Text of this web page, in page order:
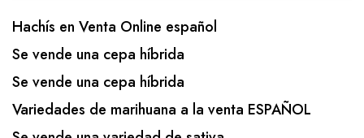
Hachís en Venta Online español
Se vende una cepa híbrida
Se vende una cepa híbrida
Variedades de marihuana a la venta ESPAÑOL